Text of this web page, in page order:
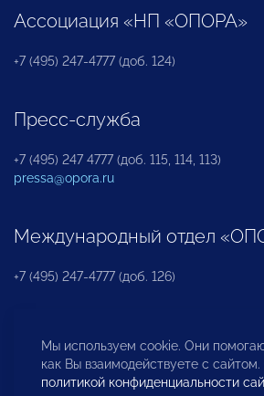
Ассоциация «НП «ОПОРА»
+7 (495) 247-4777 (доб. 124)
Пресс-служба
+7 (495) 247 4777 (доб. 115, 114, 113)
pressa@opora.ru
Международный отдел
+7 (495) 247-4777 (доб. 126)
Бюро по защите прав
инвесторов
Мы используем cookie. Они
как Вы взаимодействуете с
политикой конфиденциальности